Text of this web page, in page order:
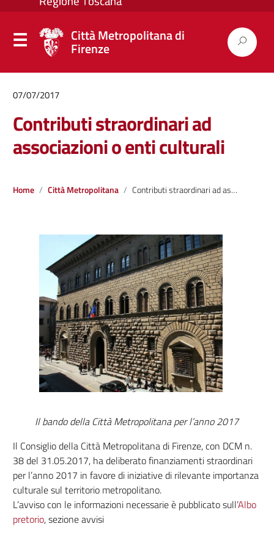
Città Metropolitana di
Firenze
07/07/2017
Contributi straordinari ad
associazioni o enti culturali
Home Città Metropolitana Contributi straordinari ad associazioni o enti culturali
Il bando della Città Metropolitana per l’anno 2017
Il Consiglio della Città Metropolitana di Firenze, con DCM n.
38 del 31.05.2017, ha deliberato finanziamenti straordinari
per l’anno 2017 in favore di iniziative di rilevante importanza
culturale sul territorio metropolitano.
L’avviso con le informazioni necessarie è pubblicato sull’Albo
pretorio, sezione avvisi